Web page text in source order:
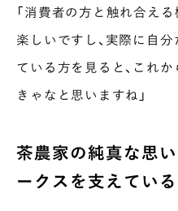
「消費者の方と触れ合え
楽しいですし、実際に自
ている方を見ると、これ
きゃなと思いますね」
茶農家の純真な思
ークスを支えている